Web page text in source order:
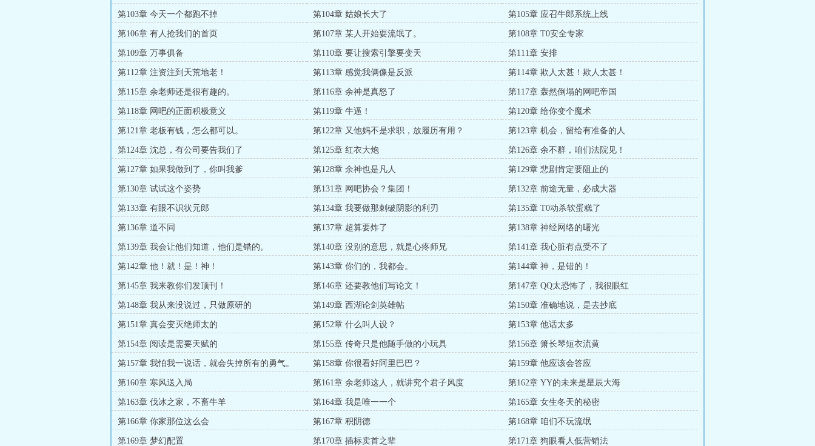
第103章 今天一个都跑不掉 第104章 姑娘长大了 第105章 应召牛郎系统上线
第106章 有人抢我们的首页 第107章 某人开始耍流氓了。 第108章 T0安全专家
第109章 万事俱备 第110章 要让搜索引擎要变天 第111章 安排
第112章 注资注到天荒地老！ 第113章 感觉我俩像是反派 第114章 欺人太甚！欺人太甚！
第115章 余老师还是很有趣的。 第116章 余神是真怒了 第117章 轰然倒塌的网吧帝国
第118章 网吧的正面积极意义 第119章 牛逼！ 第120章 给你变个魔术
第121章 老板有钱，怎么都可以。 第122章 又他妈不是求职，放履历有用？ 第123章 机会，留给有准备的人
第124章 沈总，有公司要告我们了 第125章 红衣大炮 第126章 余不群，咱们法院见！
第127章 如果我做到了，你叫我爹 第128章 余神也是凡人 第129章 悲剧肯定要阻止的
第130章 试试这个姿势 第131章 网吧协会？集团！ 第132章 前途无量，必成大器
第133章 有眼不识状元郎 第134章 我要做那刺破阴影的利刃 第135章 T0动杀软蛋糕了
第136章 道不同 第137章 超算要炸了 第138章 神经网络的曙光
第139章 我会让他们知道，他们是错的。 第140章 没别的意思，就是心疼师兄 第141章 我心脏有点受不了
第142章 他！就！是！神！ 第143章 你们的，我都会。 第144章 神，是错的！
第145章 我来教你们发顶刊！ 第146章 还要教他们写论文！ 第147章 QQ太恐怖了，我很眼红
第148章 我从来没说过，只做原研的 第149章 西湖论剑英雄帖 第150章 准确地说，是去抄底
第151章 真会变灭绝师太的 第152章 什么叫人设？ 第153章 他话太多
第154章 阅读是需要天赋的 第155章 传奇只是他随手做的小玩具 第156章 箫长琴短衣流黄
第157章 我怕我一说话，就会失掉所有的勇气。 第158章 你很看好阿里巴巴？ 第159章 他应该会答应
第160章 寒风送入局 第161章 余老师这人，就讲究个君子风度 第162章 YY的未来是星辰大海
第163章 伐冰之家，不畜牛羊 第164章 我是唯一一个 第165章 女生冬天的秘密
第166章 你家那位这么会 第167章 积阴德 第168章 咱们不玩流氓
第169章 梦幻配置 第170章 插标卖首之辈 第171章 狗眼看人低营销法